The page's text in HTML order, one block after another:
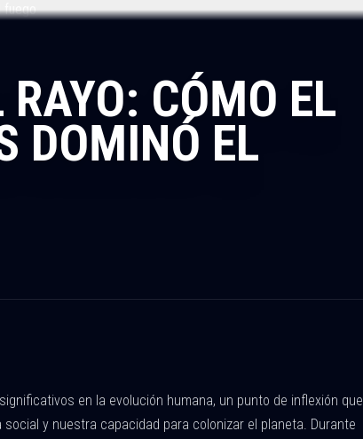
RAYO: CÓMO EL
DOMINÓ EL
en la evolución humana, un punto de inflexión que
y nuestra capacidad para colonizar el planeta. Durante